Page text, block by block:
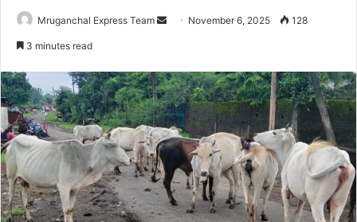
Mruganchal Express Team
Send November 6, 2025 128
3 minutes read